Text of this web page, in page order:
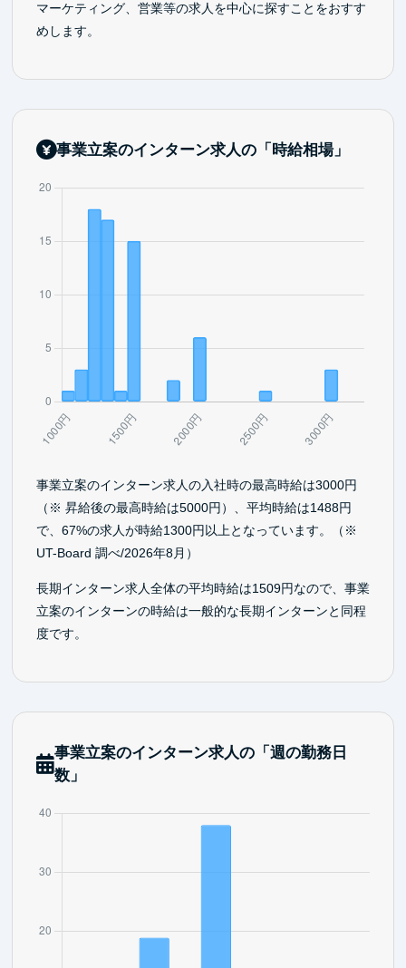
マーケティング、営業等の求人を中心に探すことをおすす
めします。
事業立案のインターン求人の「時給相場」
事業立案のインターン求人の入社時の最高時給は3000円
（※ 昇給後の最高時給は5000円）、平均時給は1488円
で、67%の求人が時給1300円以上となっています。（※
UT-Board 調べ/2026年8月）
長期インターン求人全体の平均時給は1509円なので、事業
立案のインターンの時給は一般的な長期インターンと同程
度です。
事業立案のインターン求人の「週の勤務日
数」